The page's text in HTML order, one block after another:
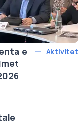
Aktivitet
e